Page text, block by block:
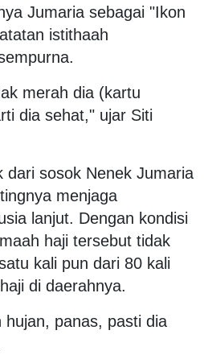
Jumaria sebagai "Ikon
istithaah
merah dia (kartu
dia sehat," ujar Siti
dari sosok Nenek Jumaria
menjaga
lanjut. Dengan kondisi
haji tersebut tidak
kali pun dari 80 kali
di daerahnya.
hujan, panas, pasti dia